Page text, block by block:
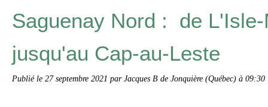
Saguenay Nord : de
jusqu'au Cap-au-Leste
Publié le 27 septembre 2021 par Jacques B de Jonquière (Québec) à 09:30